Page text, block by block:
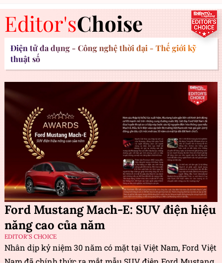
Editor'sChoise
Điện tử đa dụng - Công nghệ thời đại - Thế giới kỹ
thuật số
Ford Mustang Mach-E: SUV điện hiệu
năng cao của năm
EDITOR'S CHOICE
Nhân dịp kỷ niệm 30 năm có mặt tại Việt Nam, Ford Việt